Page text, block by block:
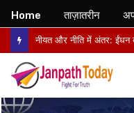
Home ताज़ातरीन